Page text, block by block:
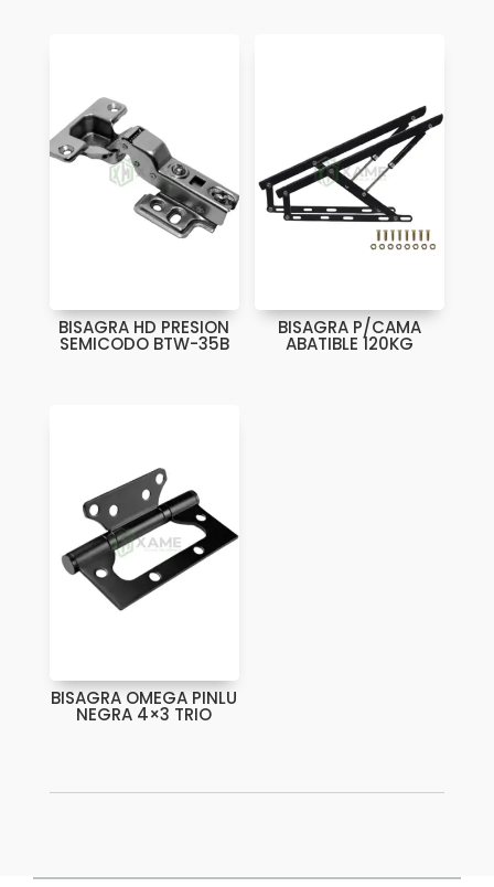
BISAGRA HD PRESION
SEMICODO BTW-35B
BISAGRA P/CAMA
ABATIBLE 120KG
BISAGRA OMEGA PINLU
NEGRA 4×3 TRIO